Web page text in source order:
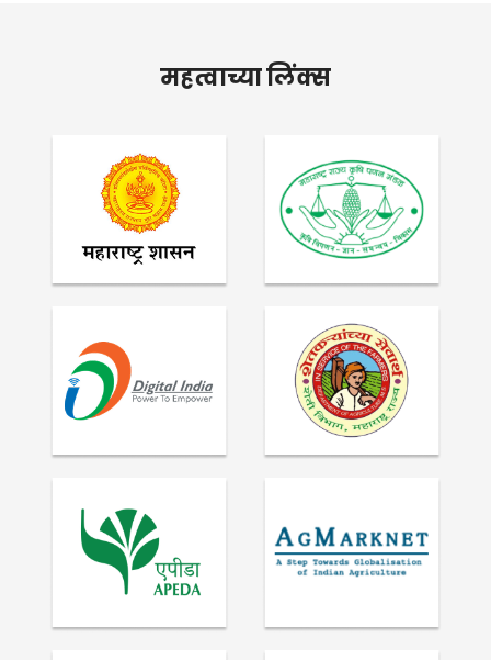
महत्वाच्या लिंक्स